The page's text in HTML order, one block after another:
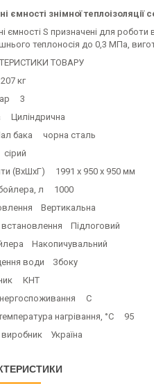
ємності знімної теплоізоляції
ємності S призначені для
теплоносія до 0,3 МПа,
ТОВАРУ
кг
3
Циліндрична
бака чорна сталь
(ВхШхГ) 1991 x 950 x 950 мм
л 1000
Вертикальна
встановлення Підлоговий
Накопичувальний
води Збоку
КНТ
С
нагрівання, °C 95
виробник Україна